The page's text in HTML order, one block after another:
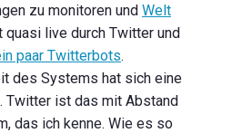
zu monitoren und Welt
quasi live durch Twitter und
paar Twitterbots.
des Systems hat sich eine
Twitter ist das mit Abstand
das ich kenne. Wie es so